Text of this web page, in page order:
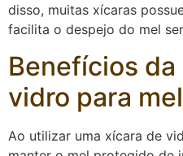
disso, muitas xícaras
facilita o despejo do mel
Benefícios da
vidro para mel
Ao utilizar uma xícara de